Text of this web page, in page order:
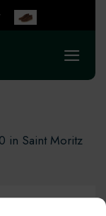
in Saint Moritz